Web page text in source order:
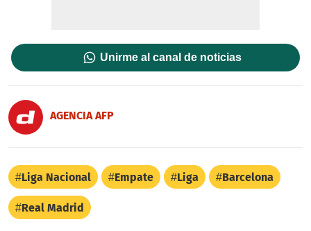
Unirme al canal de noticias
AGENCIA AFP
Liga Nacional Empate Liga Barcelona
Real Madrid